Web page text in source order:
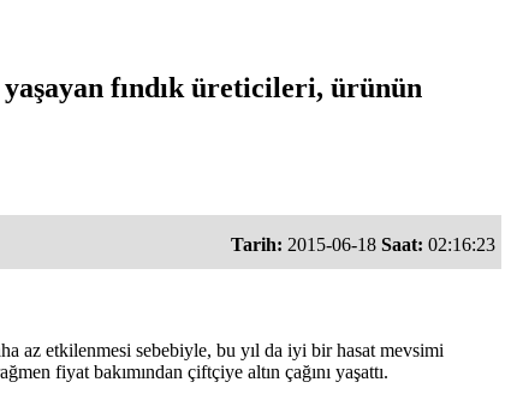
fındık üreticileri, ürünün
Tarih: 2015-06-18 Saat: 02:16:23
az etkilenmesi sebebiyle, bu yıl da iyi bir hasat mevsimi
fiyat bakımından çiftçiye altın çağını yaşattı.